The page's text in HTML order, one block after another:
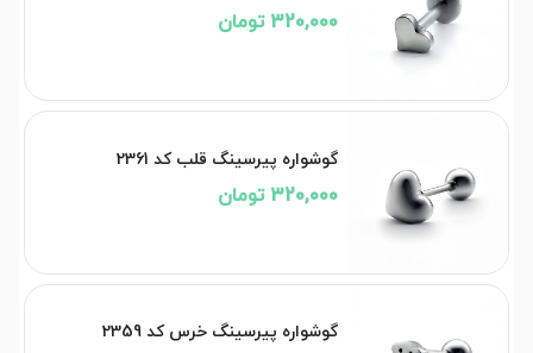
320,000 تومان
گوشواره پیرسینگ قلب کد 2361
320,000 تومان
گوشواره پیرسینگ خرس کد 2359